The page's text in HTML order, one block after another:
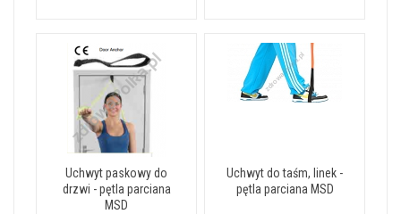
Uchwyt paskowy do
drzwi - pętla parciana
MSD
Uchwyt do taśm, linek -
pętla parciana MSD